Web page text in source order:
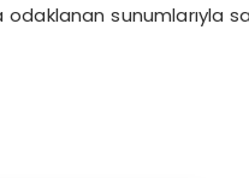
sunumlarıyla